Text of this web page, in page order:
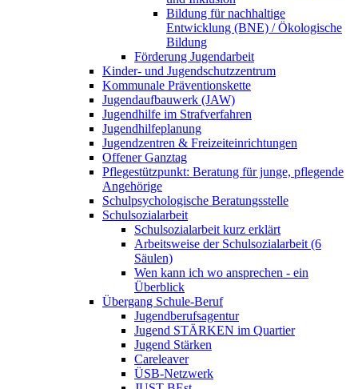
Bildung für nachhaltige
Entwicklung (BNE) / Ökologische
Bildung
Förderung Jugendarbeit
Kinder- und Jugendschutzzentrum
Kommunale Präventionskette
Jugendaufbauwerk (JAW)
Jugendhilfe im Strafverfahren
Jugendhilfeplanung
Jugendzentren & Freizeiteinrichtungen
Offener Ganztag
Pflegestützpunkt: Beratung für junge, pflegende
Angehörige
Schulpsychologische Beratungsstelle
Schulsozialarbeit
Schulsozialarbeit kurz erklärt
Arbeitsweise der Schulsozialarbeit (6
Säulen)
Wen kann ich wo ansprechen - ein
Überblick
Übergang Schule-Beruf
Jugendberufsagentur
Jugend STÄRKEN im Quartier
Jugend Stärken
Careleaver
ÜSB-Netzwerk